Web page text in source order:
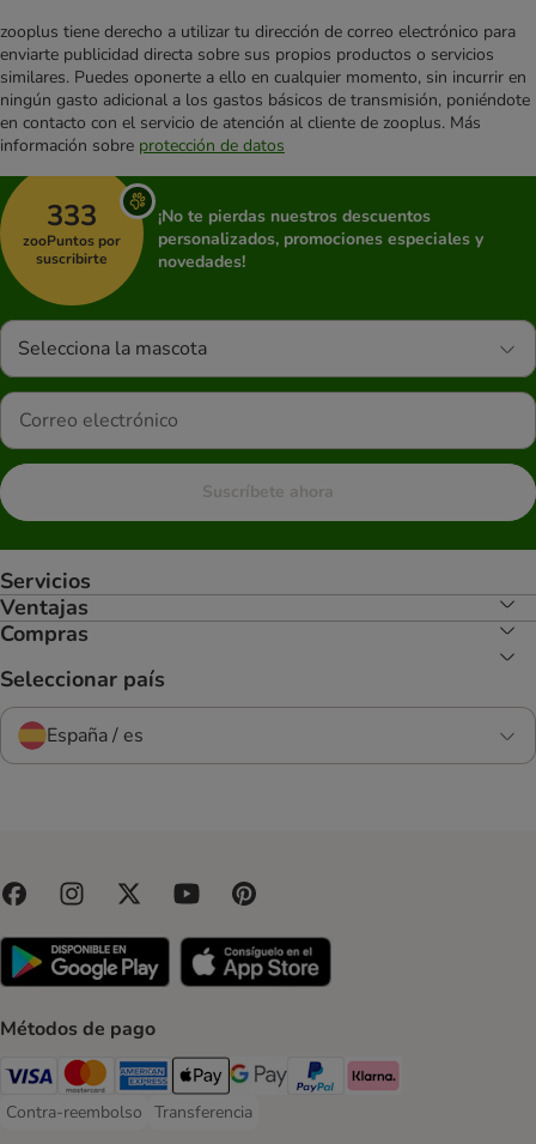
zooplus tiene derecho a utilizar tu dirección de correo electrónico para
enviarte publicidad directa sobre sus propios productos o servicios
similares. Puedes oponerte a ello en cualquier momento, sin incurrir en
ningún gasto adicional a los gastos básicos de transmisión, poniéndote
en contacto con el servicio de atención al cliente de zooplus. Más
información sobre protección de datos
333
zooPuntos por
suscribirte
¡No te pierdas nuestros descuentos
personalizados, promociones especiales y
novedades!
Selecciona la mascota
Suscríbete ahora
Servicios
Ventajas
Compras
Seleccionar país
España / es
Métodos de pago
Visa Payment Method
Mastercard Payment Method
American Express Payment Method
Apple Pay Payment Method
Google Pay Payment Method
PayPal Payment Method
Klarna Payment Method
Contra-reembolso
Contra-reembolso Payment Method
Transferencia
Transferencia Payment Method